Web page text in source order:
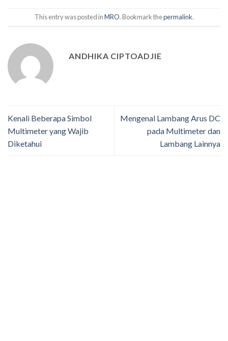
This entry was posted inMRO. Bookmark thepermalink.
ANDHIKA CIPTOADJIE
Kenali Beberapa Simbol
Multimeter yang Wajib
Diketahui
Mengenal Lambang Arus DC
pada Multimeter dan
Lambang Lainnya